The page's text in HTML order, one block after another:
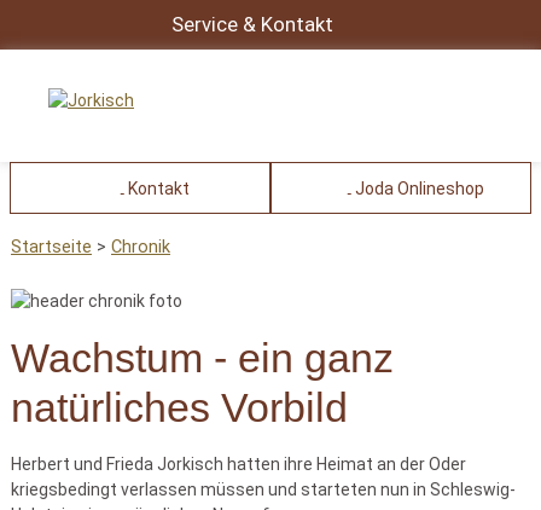
Service & Kontakt
Kontakt Joda Onlineshop
Startseite Chronik
Wachstum - ein ganz
natürliches Vorbild
Herbert und Frieda Jorkisch hatten ihre Heimat an der Oder
kriegsbedingt verlassen müssen und starteten nun in Schleswig-